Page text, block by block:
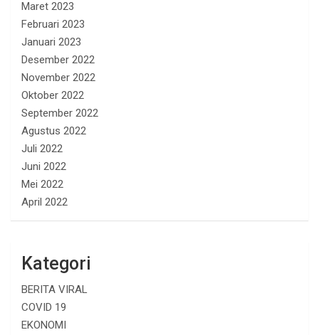
Maret 2023
Februari 2023
Januari 2023
Desember 2022
November 2022
Oktober 2022
September 2022
Agustus 2022
Juli 2022
Juni 2022
Mei 2022
April 2022
Kategori
BERITA VIRAL
COVID 19
EKONOMI